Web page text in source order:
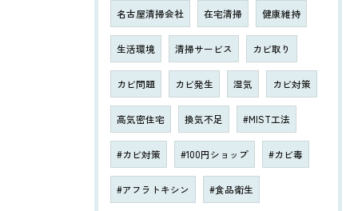
名古屋清掃会社 在宅清掃 健康維持
生活環境 清掃サービス カビ取り
カビ問題 カビ発生 湿気 カビ対策
高気密住宅 換気不足 #MIST工法
#カビ対策 #100円ショップ #カビ毒
#アフラトキシン #食品衛生